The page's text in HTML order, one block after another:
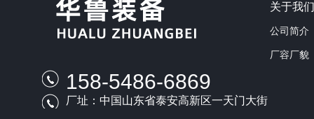
158-5486-6869
厂址：中国山东省泰安高新区一天门大街
关于我们
公司简介
厂容厂貌